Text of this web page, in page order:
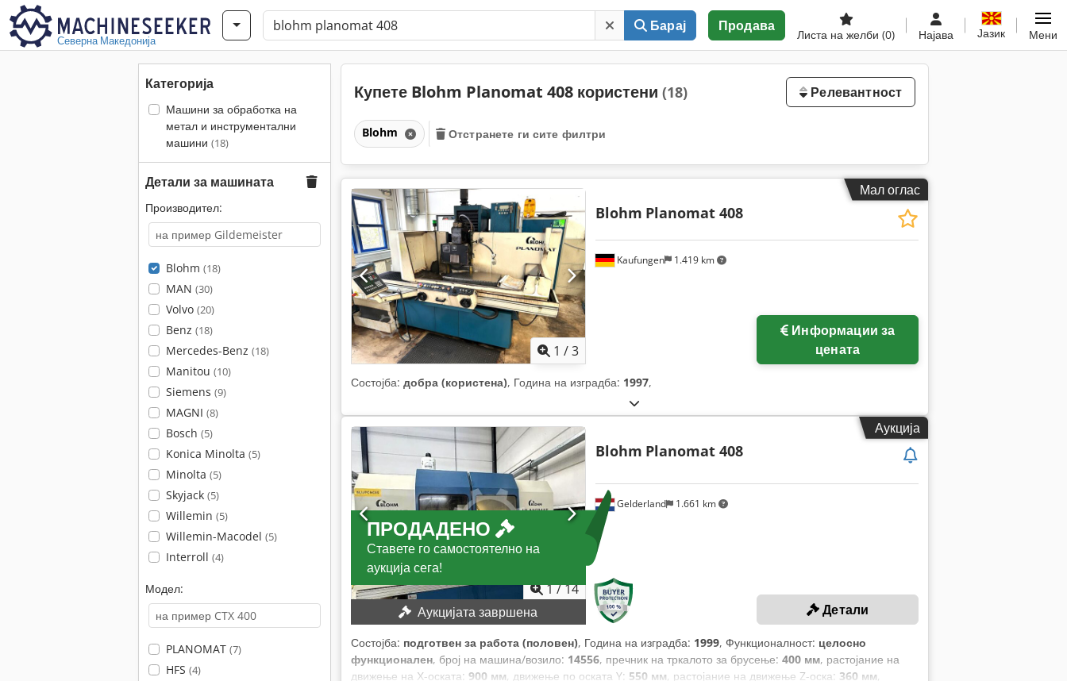
Северна Македонија
Барај Продава
Листа на желби (0) Најава Јазик Мени
Категорија
Машини за обработка на
метал и инструментални
машини (18)
Детали за машината
Производител:
Blohm (18)
MAN (30)
Volvo (20)
Benz (18)
Mercedes-Benz (18)
Manitou (10)
Siemens (9)
MAGNI (8)
Bosch (5)
Konica Minolta (5)
Minolta (5)
Skyjack (5)
Willemin (5)
Willemin-Macodel (5)
Interroll (4)
Модел:
PLANOMAT (7)
HFS (4)
Купете Blohm Planomat 408 користени (18) Релевантност
Blohm Отстранете ги сите филтри
Мал оглас
1 /3
Kaufungen 1.419 km
Blohm Planomat 408
цената
Состојба: добра (користена), Година на изградба: 1997,
Аукција
ПРОДАДЕНО
Ставете го самостоятелно на
аукција сега!
1/14
Аукцијата завршена
Gelderland 1.661 km
Blohm Planomat 408
Детали
Состојба: подготвен за работа (половен), Година на изградба: 1999, Функционалност: целосно
функционален, број на машина/возило: 14556, пречник на тркалото за брусење: 400 мм, растојание на
движење на Х-оската: 900 мм, движење по оската Y: 550 мм, растојание на движење Z-оска: 360 мм,